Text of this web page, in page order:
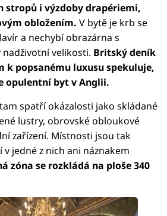
stropů i výzdoby drapériemi,
obložením. V bytě je krb se
a nechybí obrazárna s
nadživotní velikosti. Britský deník
k popsanému luxusu spekuluje,
opulentní byt v Anglii.
spatří okázalosti jako skládané
lustry, obrovské obloukové
zařízení. Místnosti jsou tak
v jedné z nich ani náznakem
zóna se rozkládá na ploše 340